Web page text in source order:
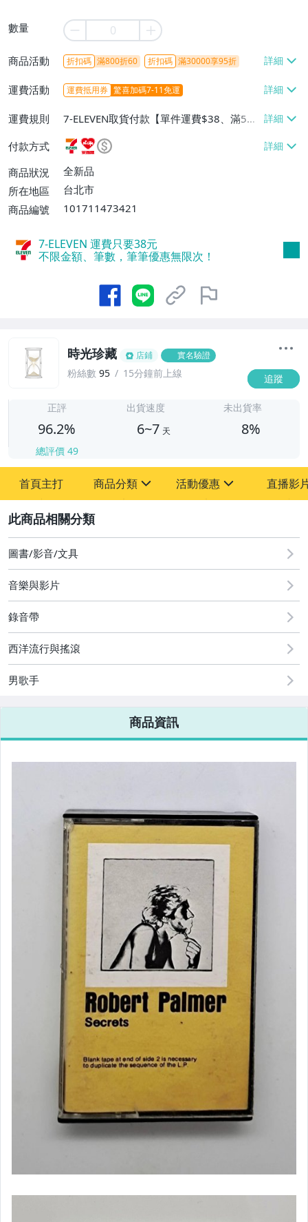
數量
商品活動 折扣碼 滿800折60 折扣碼 滿30000享95折
運費活動 運費抵用券 驚喜加碼7-11免運
運費規則
7-ELEVEN取貨付款【單件運費$38、滿5件
或消費滿$1298免運費】、7-ELEVEN取貨
不付款【免運費】、萊爾富取貨付款【單件
運費$60、滿5件或消費滿$1298免運
費】、宅配/貨運【單件運費$120、滿5件
付款方式
商品狀況
全新品
所在地區
台北市
商品編號
101711473421
7-ELEVEN 運費只要38元
不限金額、筆數，筆筆優惠無限次！
時光珍藏 店鋪 實名驗證
粉絲數 95 15分鐘前上線 追蹤
正評
96.2%
總評價 49
出貨速度
6~7 天
未出貨率
8%
首頁主打 商品分類
其它
活動優惠
[全店] 粉絲專享
[全店] 週年慶
直播影
圖書/影音/文具
音樂與影片
錄音帶
西洋流行與搖滾
男歌手
商品資訊